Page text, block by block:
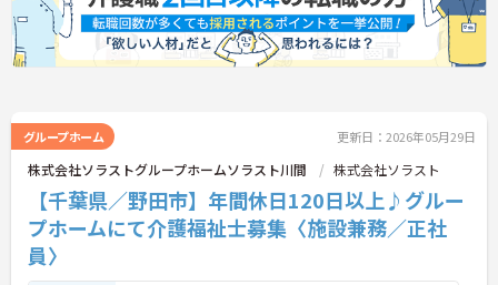
グループホーム 更新日：2026年05月29日
株式会社ソラストグループホームソラスト川間 株式会社ソラスト
【千葉県／野田市】年間休日120日以上♪グルー
プホームにて介護福祉士募集〈施設兼務／正社
員〉